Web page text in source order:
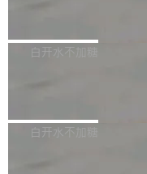
员工参与设立的专项资产
获配9...
一个回归问题，该问题导
题，该问题可能导致在旧
e 孵化器项目管理委员会
P）！这一里程碑不仅标
白开水不加糖
长期停止内容更新，未能
白开水不加糖